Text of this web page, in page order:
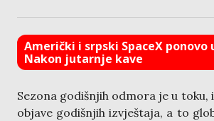
Američki i srpski SpaceX ponovo
Nakon jutarnje kave
Sezona godišnjih odmora je u toku,
objave godišnjih izvještaja, a to